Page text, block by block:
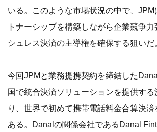
いる。このような市場状況の中で、
トナーシップを構築しながら企業競争
シュレス決済の主導権を確保する狙いだ
今回JPMと業務提携契約を締結した
国で統合決済ソリューションを提供す
り、世界で初めて携帯電話料金合算決
ある。Danalの関係会社であるDanal